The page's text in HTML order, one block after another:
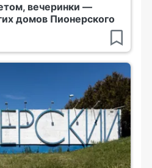
вечеринки —
домов Пионерского